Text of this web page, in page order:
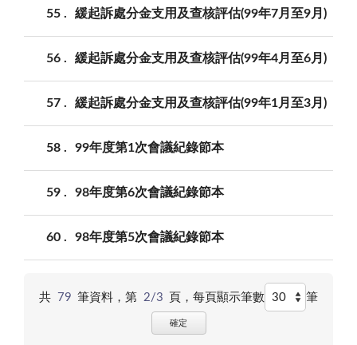
55 緩起訴處分金支用及查核評估(99年7月至9月)
56 緩起訴處分金支用及查核評估(99年4月至6月)
57 緩起訴處分金支用及查核評估(99年1月至3月)
58 99年度第1次會議紀錄節本
59 98年度第6次會議紀錄節本
60 98年度第5次會議紀錄節本
共 79 筆資料，第 2/3 頁，每頁顯示筆數 筆
確定